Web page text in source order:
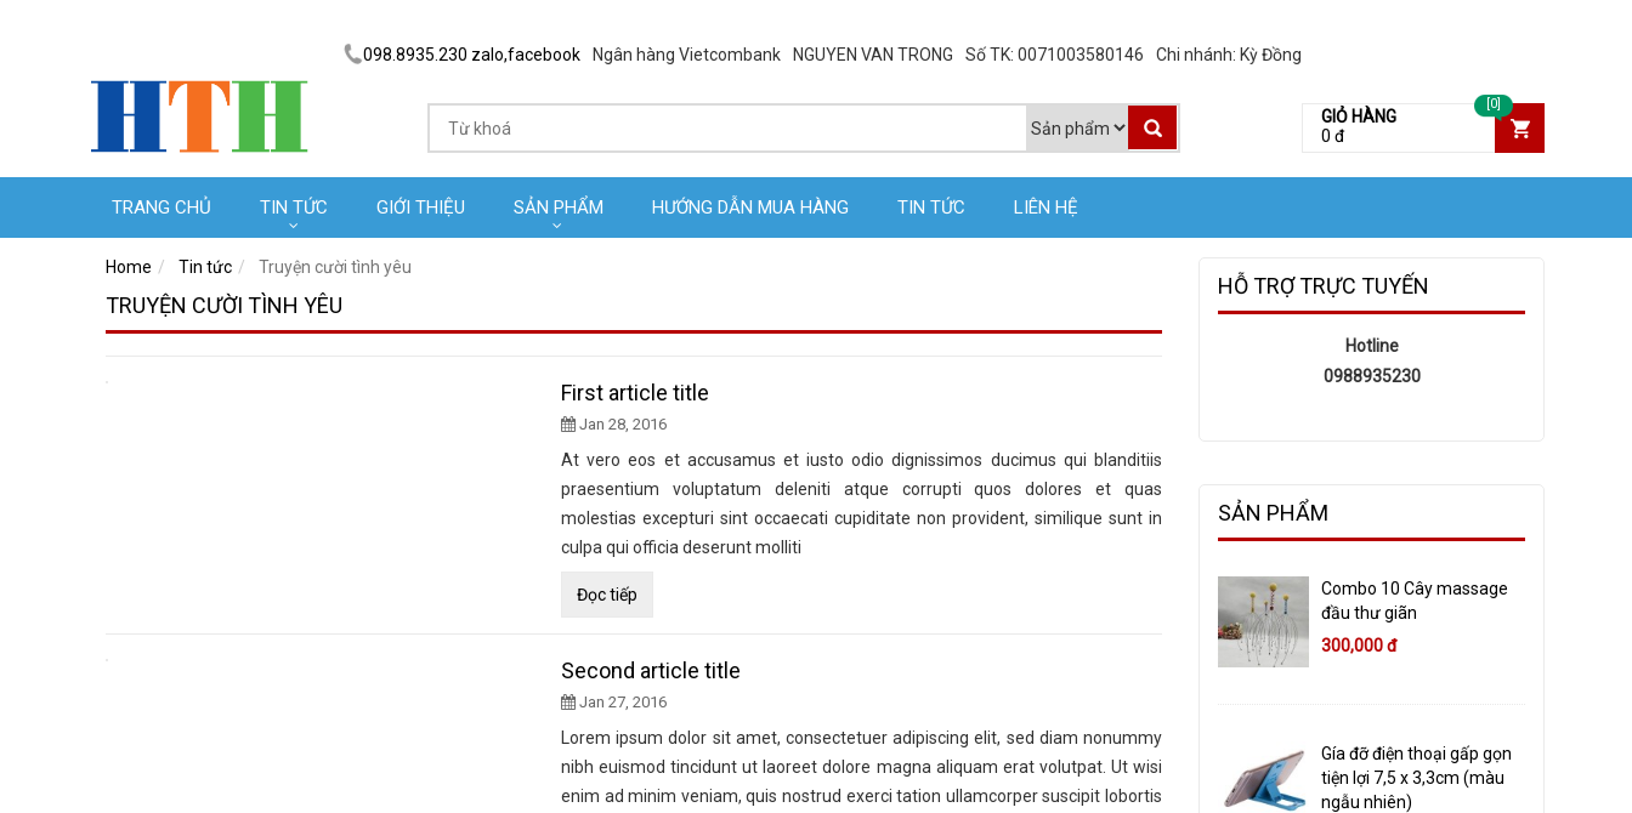
098.8935.230 zalo,facebook Ngân hàng Vietcombank NGUYEN VAN TRONG Số TK: 0071003580146 Chi nhánh: Kỳ Đồng
GIỎ HÀNG
0 đ
[0]
TRANG CHỦ TIN TỨC GIỚI THIỆU SẢN PHẨM HƯỚNG DẪN MUA HÀNG TIN TỨC LIÊN HỆ
Home Tin tức Truyện cười tình yêu
TRUYỆN CƯỜI TÌNH YÊU
First article title
Jan 28, 2016
At vero eos et accusamus et iusto odio dignissimos ducimus qui blanditiis
praesentium voluptatum deleniti atque corrupti quos dolores et quas
molestias excepturi sint occaecati cupiditate non provident, similique sunt in
culpa qui officia deserunt molliti
Đọc tiếp
Second article title
Jan 27, 2016
Lorem ipsum dolor sit amet, consectetuer adipiscing elit, sed diam nonummy
nibh euismod tincidunt ut laoreet dolore magna aliquam erat volutpat. Ut wisi
enim ad minim veniam, quis nostrud exerci tation ullamcorper suscipit lobortis
HỖ TRỢ TRỰC TUYẾN
Hotline
0988935230
SẢN PHẨM
Combo 10 Cây massage
đầu thư giãn
300,000 đ
Gía đỡ điện thoại gấp gọn
tiện lợi 7,5 x 3,3cm (màu
ngẫu nhiên)